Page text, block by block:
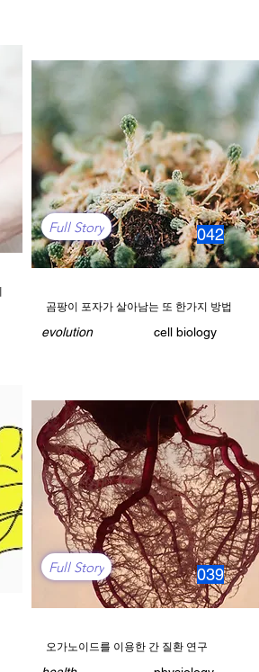
042
Full Story
곰팡이 포자가 살아남는 또 한가지 방법
evolution cell biology
039
Full Story
오가노이드를 이용한 간 질환 연구